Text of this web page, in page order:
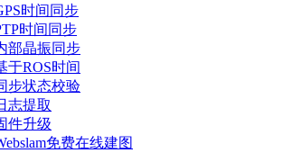
时间同步
时间同步
部晶振同步
于ROS时间
步状态校验
志提取
件升级
免费在线建图